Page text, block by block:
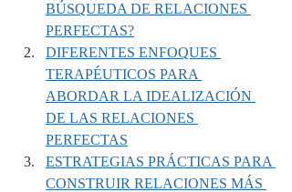
BÚSQUEDA DE RELACIONES
PERFECTAS?
DIFERENTES ENFOQUES
TERAPÉUTICOS PARA
ABORDAR LA IDEALIZACIÓN
DE LAS RELACIONES
PERFECTAS
ESTRATEGIAS PRÁCTICAS PARA
CONSTRUIR RELACIONES MÁS